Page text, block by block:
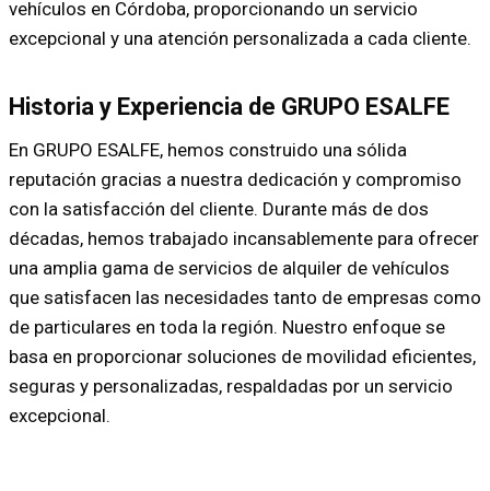
vehículos en Córdoba, proporcionando un servicio
excepcional y una atención personalizada a cada cliente.
Historia y Experiencia de GRUPO ESALFE
En GRUPO ESALFE, hemos construido una sólida
reputación gracias a nuestra dedicación y compromiso
con la satisfacción del cliente. Durante más de dos
décadas, hemos trabajado incansablemente para ofrecer
una amplia gama de servicios de alquiler de vehículos
que satisfacen las necesidades tanto de empresas como
de particulares en toda la región. Nuestro enfoque se
basa en proporcionar soluciones de movilidad eficientes,
seguras y personalizadas, respaldadas por un servicio
excepcional.